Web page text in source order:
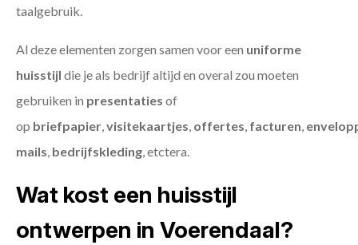
taalgebruik.
Al deze elementen zorgen samen voor een uniforme
huisstijl die je als bedrijf altijd en overal zou moeten
gebruiken in presentaties of
op briefpapier,visitekaartjes, offertes, facturen,
mails, bedrijfskleding, etctera.
Wat kost een huisstijl
ontwerpen in Voerendaal?